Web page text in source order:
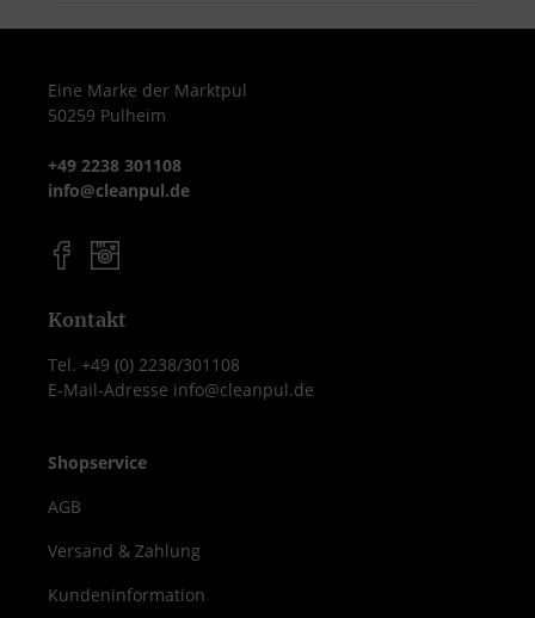
Propanol VAH-gelistet, EN 1500 und EN
rückfettende Inhaltsstoffe Angenehmer
Geruch, schnelltrocknend
pflegerische Einrichtungen Arztpraxen,
Labore, Büros und öffentliche Bereiche
Händedesinfektion Ohne Farb- und
Hohe Wirksamkeit bei gleichzeitig guter
med 500 ml bietet zuverlässige
Desinfektion und Hautschutz in einem –
professionellen Hygienebereichen.
Eine Marke der Marktpul
50259 Pulheim
+49 2238 301108
info@cleanpul.de
Kontakt
Tel. +49 (0) 2238/301108
E-Mail-Adresse info@cleanpul.de
Shopservice
AGB
Versand & Zahlung
Kundeninformation